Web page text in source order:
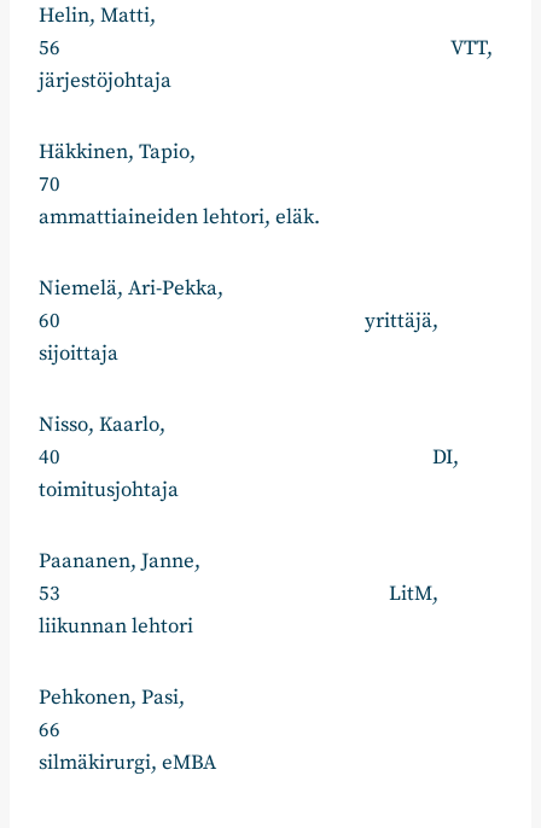
Helin, Matti,
56 VTT,
järjestöjohtaja
Häkkinen, Tapio,
70
ammattiaineiden lehtori, eläk.
Niemelä, Ari-Pekka,
60 yrittäjä,
sijoittaja
Nisso, Kaarlo,
40 DI,
toimitusjohtaja
Paananen, Janne,
53 LitM,
liikunnan lehtori
Pehkonen, Pasi,
66
silmäkirurgi, eMBA